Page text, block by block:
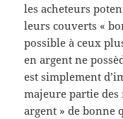
les acheteurs
leurs couverts «
possible à ceux
en argent ne
est simplement
majeure partie des
argent » de bonne